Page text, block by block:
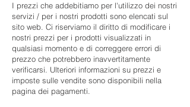
I prezzi che addebitiamo per l'utilizzo dei nostri
servizi / per i nostri prodotti sono elencati sul
sito web. Ci riserviamo il diritto di modificare i
nostri prezzi per i prodotti visualizzati in
qualsiasi momento e di correggere errori di
prezzo che potrebbero inavvertitamente
verificarsi. Ulteriori informazioni su prezzi e
imposte sulle vendite sono disponibili nella
pagina dei pagamenti.